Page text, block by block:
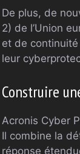
De plus, de
2) de l’Union
et de
leur
Construire
Acronis Cyber
Il combine la
réponse